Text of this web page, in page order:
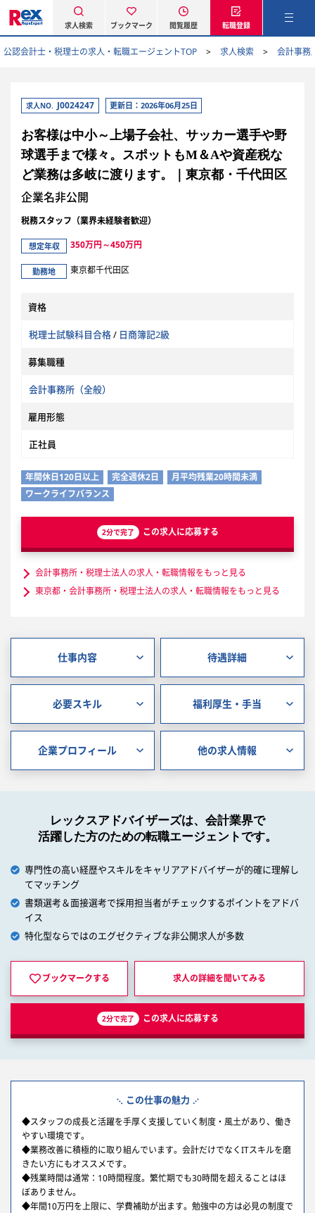
求人検索 ブックマーク 閲覧履歴 転職登録
公認会計士・税理士の求人・転職エージェントTOP 求人検索 会計事務
求人NO. J0024247 更新日：2026年06月25日
お客様は中小～上場子会社、サッカー選手や野
球選手まで様々。スポットもM＆Aや資産税な
ど業務は多岐に渡ります。｜東京都・千代田区
企業名非公開
税務スタッフ（業界未経験者歓迎）
想定年収 350万円～450万円
勤務地 東京都千代田区
資格
税理士試験科目合格/ 日商簿記2級
募集職種
会計事務所（全般）
雇用形態
正社員
年間休日120日以上 完全週休2日
月平均残業20時間未満
ワークライフバランス
2分で完了 この求人に応募する
会計事務所・税理士法人の求人・転職情報をもっと見る
東京都・会計事務所・税理士法人の求人・転職情報をもっと見る
仕事内容 待遇詳細
必要スキル 福利厚生・手当
企業プロフィール 他の求人情報
レックスアドバイザーズは、会計業界で
活躍した方のための転職エージェントです。
専門性の高い経歴やスキルをキャリアアドバイザーが的確に理解し
てマッチング
書類選考＆面接選考で採用担当者がチェックするポイントをアドバ
イス
特化型ならではのエグゼクティブな非公開求人が多数
ブックマークする 求人の詳細を聞いてみる
2分で完了 この求人に応募する
この仕事の魅力
◆スタッフの成長と活躍を手厚く支援していく制度・風土があり、働き
やすい環境です。
◆業務改善に積極的に取り組んでいます。会計だけでなくITスキルを磨
きたい方にもオススメです。
◆残業時間は通常：10時間程度。繁忙期でも30時間を超えることはほ
ぼありません。
◆年間10万円を上限に、学費補助が出ます。勉強中の方は必見の制度で